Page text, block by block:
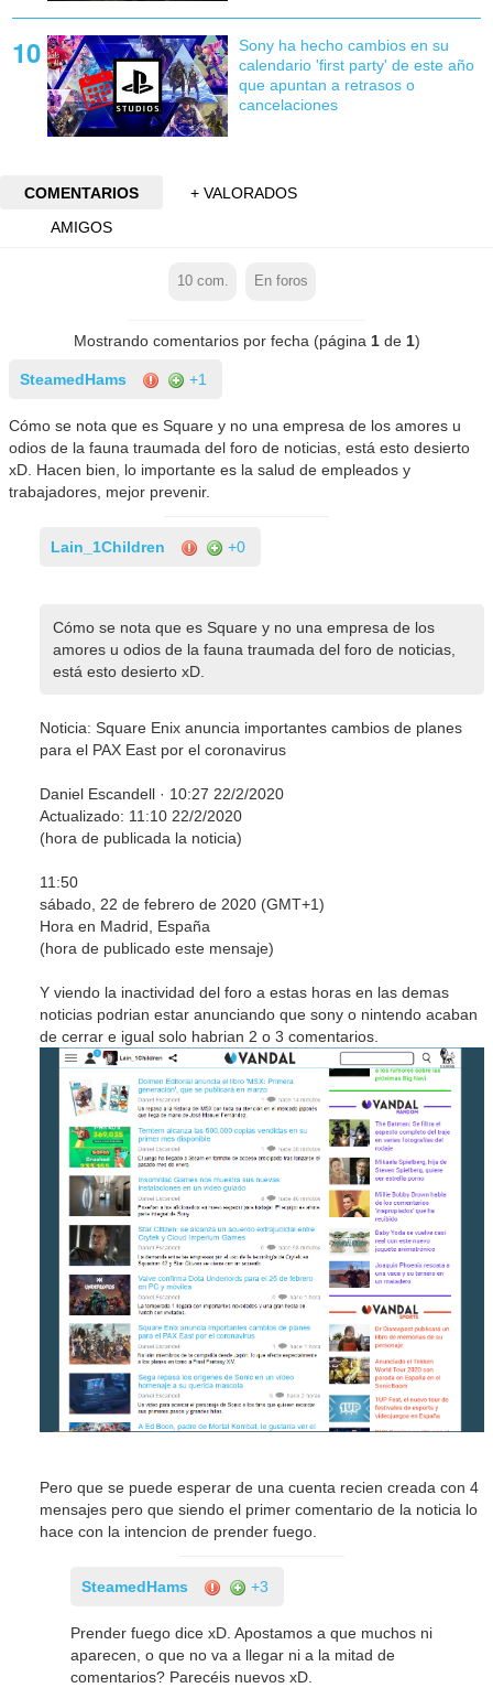
Sony ha hecho cambios en su
calendario 'first party' de este año
que apuntan a retrasos o
cancelaciones
COMENTARIOS
+ VALORADOS
AMIGOS
10com. En foros
Mostrando comentarios por fecha (página 1de 1)
SteamedHams +1
Cómo se nota que es Square y no una empresa de los amores u
odios de la fauna traumada del foro de noticias, está esto desierto
xD. Hacen bien, lo importante es la salud de empleados y
trabajadores, mejor prevenir.
Lain_1Children +0
Cómo se nota que es Square y no una empresa de los
amores u odios de la fauna traumada del foro de noticias,
está esto desierto xD.
Noticia: Square Enix anuncia importantes cambios de planes
para el PAX East por el coronavirus
Daniel Escandell · 10:27 22/2/2020
Actualizado: 11:10 22/2/2020
(hora de publicada la noticia)
11:50
sábado, 22 de febrero de 2020 (GMT+1)
Hora en Madrid, España
(hora de publicado este mensaje)
Y viendo la inactividad del foro a estas horas en las demas
noticias podrian estar anunciando que sony o nintendo acaban
de cerrar e igual solo habrian 2 o 3 comentarios.
Pero que se puede esperar de una cuenta recien creada con 4
mensajes pero que siendo el primer comentario de la noticia lo
hace con la intencion de prender fuego.
SteamedHams +3
Prender fuego dice xD. Apostamos a que muchos ni
aparecen, o que no va a llegar ni a la mitad de
comentarios? Parecéis nuevos xD.